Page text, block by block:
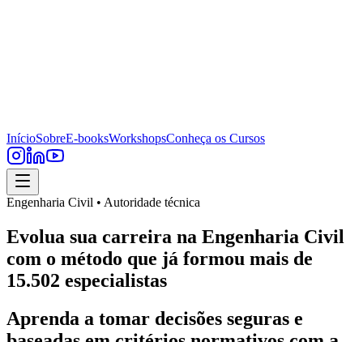
InícioSobreE-booksWorkshopsConheça os Cursos
Engenharia Civil • Autoridade técnica
Evolua sua carreira na Engenharia Civil
com o método que já formou mais de
15.502 especialistas
Aprenda a tomar decisões seguras e